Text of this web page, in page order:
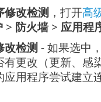
修改检测 ，打开高
> 防火墙> 应用程
改检测 - 如果选中
有更改（更新、感
应用程序尝试建立